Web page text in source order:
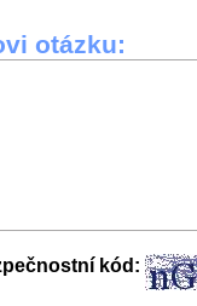
otázku:
kód: